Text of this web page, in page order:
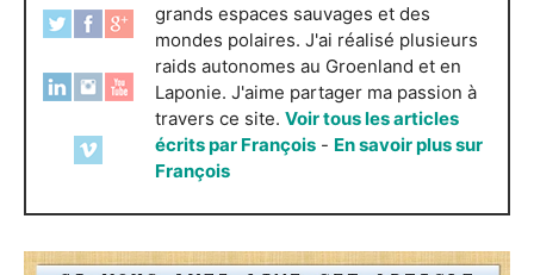
grands espaces sauvages et des
mondes polaires. J'ai réalisé plusieurs
raids autonomes au Groenland et en
Laponie. J'aime partager ma passion à
travers ce site. Voir tous les articles
écrits par François - En savoir plus sur
François